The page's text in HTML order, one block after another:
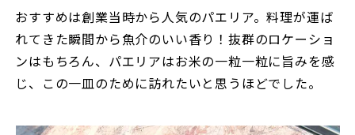
おすすめは創業当時から人気のパエリア。料理が運ば
れてきた瞬間から魚介のいい香り！抜群のロケーショ
ンはもちろん、パエリアはお米の一粒一粒に旨みを感
じ、この一皿のために訪れたいと思うほどでした。